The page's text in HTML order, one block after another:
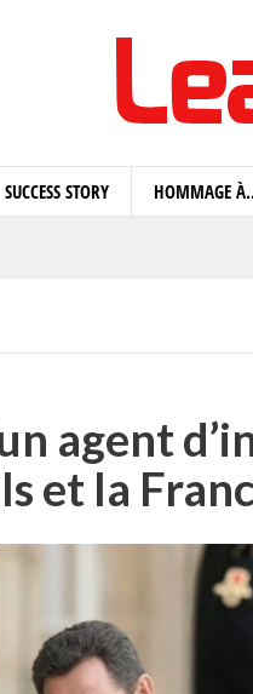
SUCCESS STORY HOMMAGE
agent
et la